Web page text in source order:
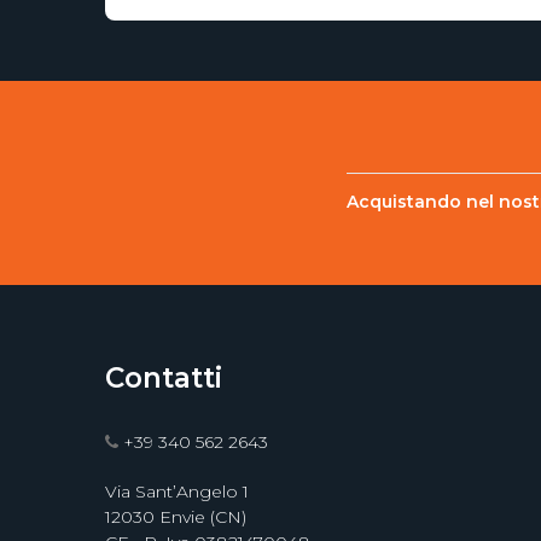
Acquistando nel
Contatti
+39 340 562 2643
Via Sant’Angelo 1
12030 Envie (CN)